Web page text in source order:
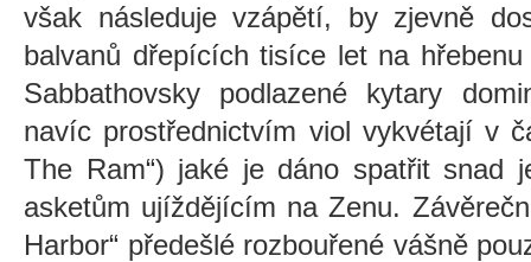
však následuje vzápětí, by zjevně
balvanů dřepících tisíce let na
Sabbathovsky podlazené kytary
navíc prostřednictvím viol vykvétají v
The Ram“) jaké je dáno spatřit snad
asketům ujíždějícím na Zenu.
Harbor“ předešlé rozbouřené vášně